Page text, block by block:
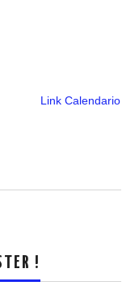
Link Calendario
!